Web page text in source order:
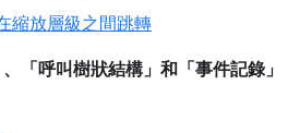
縮放層級之間跳轉
「呼叫樹狀結構」和「事件記錄」